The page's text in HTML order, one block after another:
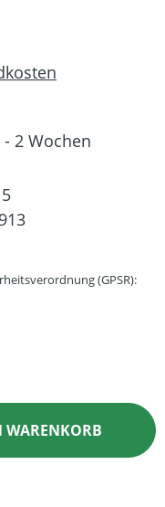
2 Wochen
(GPSR):
WARENKORB